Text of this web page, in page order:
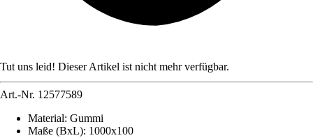
Tut uns leid! Dieser Artikel ist nicht mehr verfügbar.
Art.-Nr. 12577589
Material: Gummi
Maße (BxL): 1000x100